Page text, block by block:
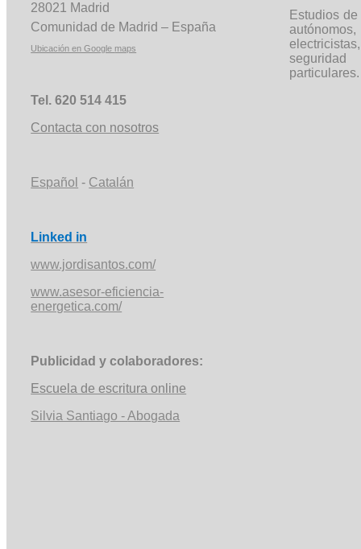
28021 Madrid
Comunidad de Madrid – España
Ubicación en Google maps
Tel. 620 514 415
Contacta con nosotros
Español - Catalán
Linked in
www.jordisantos.com/
www.asesor-eficiencia-
energetica.com/
Publicidad y colaboradores:
Escuela de escritura online
Silvia Santiago -Abogada
Estudios
particulares.